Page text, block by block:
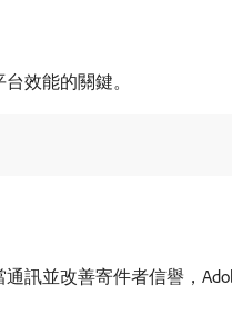
效能的關鍵。
訊並改善寄件者信譽，